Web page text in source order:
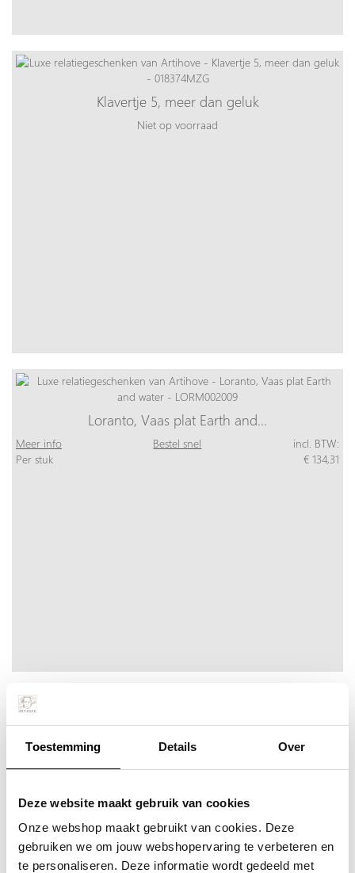
Toestemming Details Over
Deze website maakt gebruik van cookies
Onze webshop maakt gebruikt van cookies. Deze
gebruiken we om jouw webshopervaring te verbeteren en
te personaliseren. Deze informatie wordt gedeeld met
Klavertje 5, meer dan geluk
Niet op voorraad
Loranto, Vaas plat Earth and…
Meer info Bestel snel
incl. BTW:
Per stuk
€ 134,31